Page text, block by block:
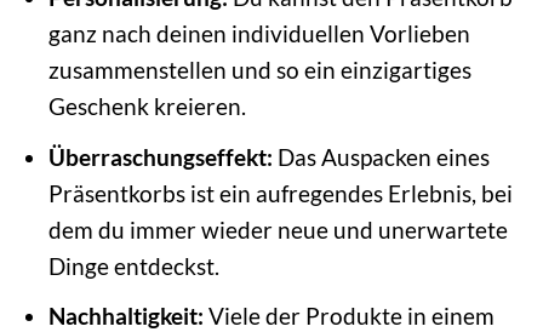
ganz nach deinen individuellen Vorlieben
zusammenstellen und so ein einzigartiges
Geschenk kreieren.
Überraschungseffekt: Das Auspacken eines
Präsentkorbs ist ein aufregendes Erlebnis, bei
dem du immer wieder neue und unerwartete
Dinge entdeckst.
Nachhaltigkeit: Viele der Produkte in einem